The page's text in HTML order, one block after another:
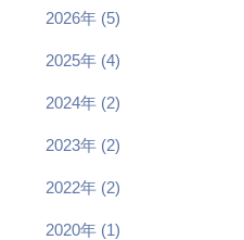
2026年 (5)
2025年 (4)
2024年 (2)
2023年 (2)
2022年 (2)
2020年 (1)